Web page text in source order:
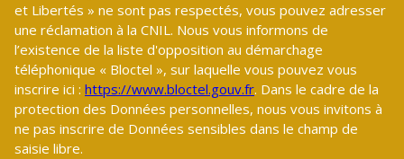
et Libertés » ne sont pas respectés, vous pouvez adresser
une réclamation à la CNIL. Nous vous informons de
l’existence de la liste d'opposition au démarchage
téléphonique « Bloctel », sur laquelle vous pouvez vous
inscrire ici : https://www.bloctel.gouv.fr. Dans le cadre de la
protection des Données personnelles, nous vous invitons à
ne pas inscrire de Données sensibles dans le champ de
saisie libre.